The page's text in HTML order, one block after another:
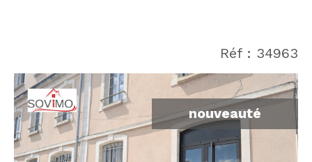
Réf : 34963
nouveauté